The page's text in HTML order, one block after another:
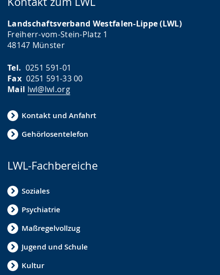
Landschaftsverband Westfalen-Lippe (LWL)
Freiherr-vom-Stein-Platz 1
48147 Münster
Tel. 0251 591-01
Fax0251 591-33 00
Mail lwl@lwl.org
Kontakt und Anfahrt
Gehörlosentelefon
LWL-Fachbereiche
Soziales
Psychiatrie
Maßregelvollzug
Jugend und Schule
Kultur